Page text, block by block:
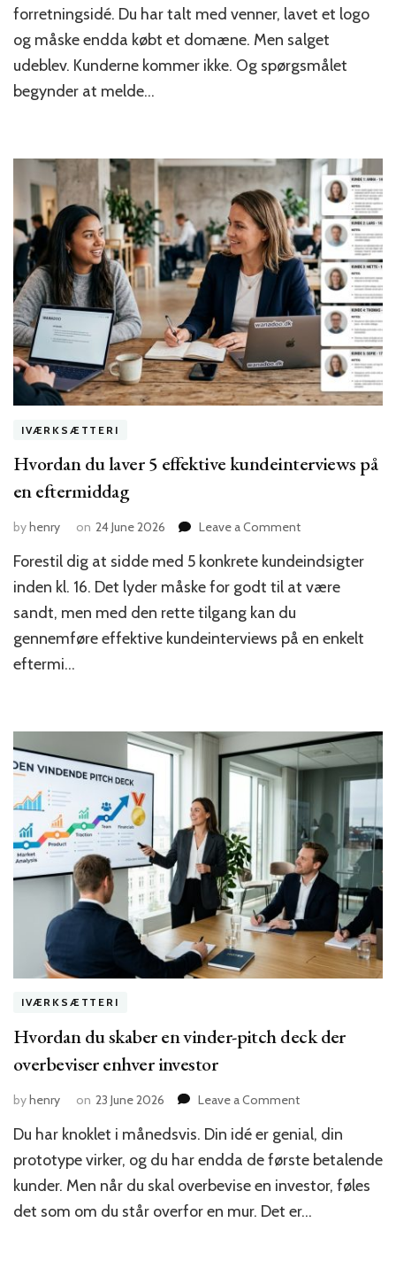
du
din
forretningsidé
forretningsidé. Du har talt med venner, lavet et logo
og måske endda købt et domæne. Men salget
udeblev. Kunderne kommer ikke. Og spørgsmålet
begynder at melde…
IVÆRKSÆTTERI
Hvordan du laver 5 effektive kundeinterviews på
en eftermiddag
byhenry on 24 June 2026 Leave a Commenton
du
laver
kundeinterviews
Forestil dig at sidde med 5 konkrete kundeindsigter
inden kl. 16. Det lyder måske for godt til at være
sandt, men med den rette tilgang kan du
gennemføre effektive kundeinterviews på en enkelt
eftermi…
IVÆRKSÆTTERI
Hvordan du skaber en vinder-pitch deck der
overbeviser enhver investor
byhenry on 23 June 2026 Leave a Commenton
du
skaber
vinder-
pitch
Du har knoklet i månedsvis. Din idé er genial, din
prototype virker, og du har endda de første betalende
kunder. Men når du skal overbevise en investor, føles
det som om du står overfor en mur. Det er…